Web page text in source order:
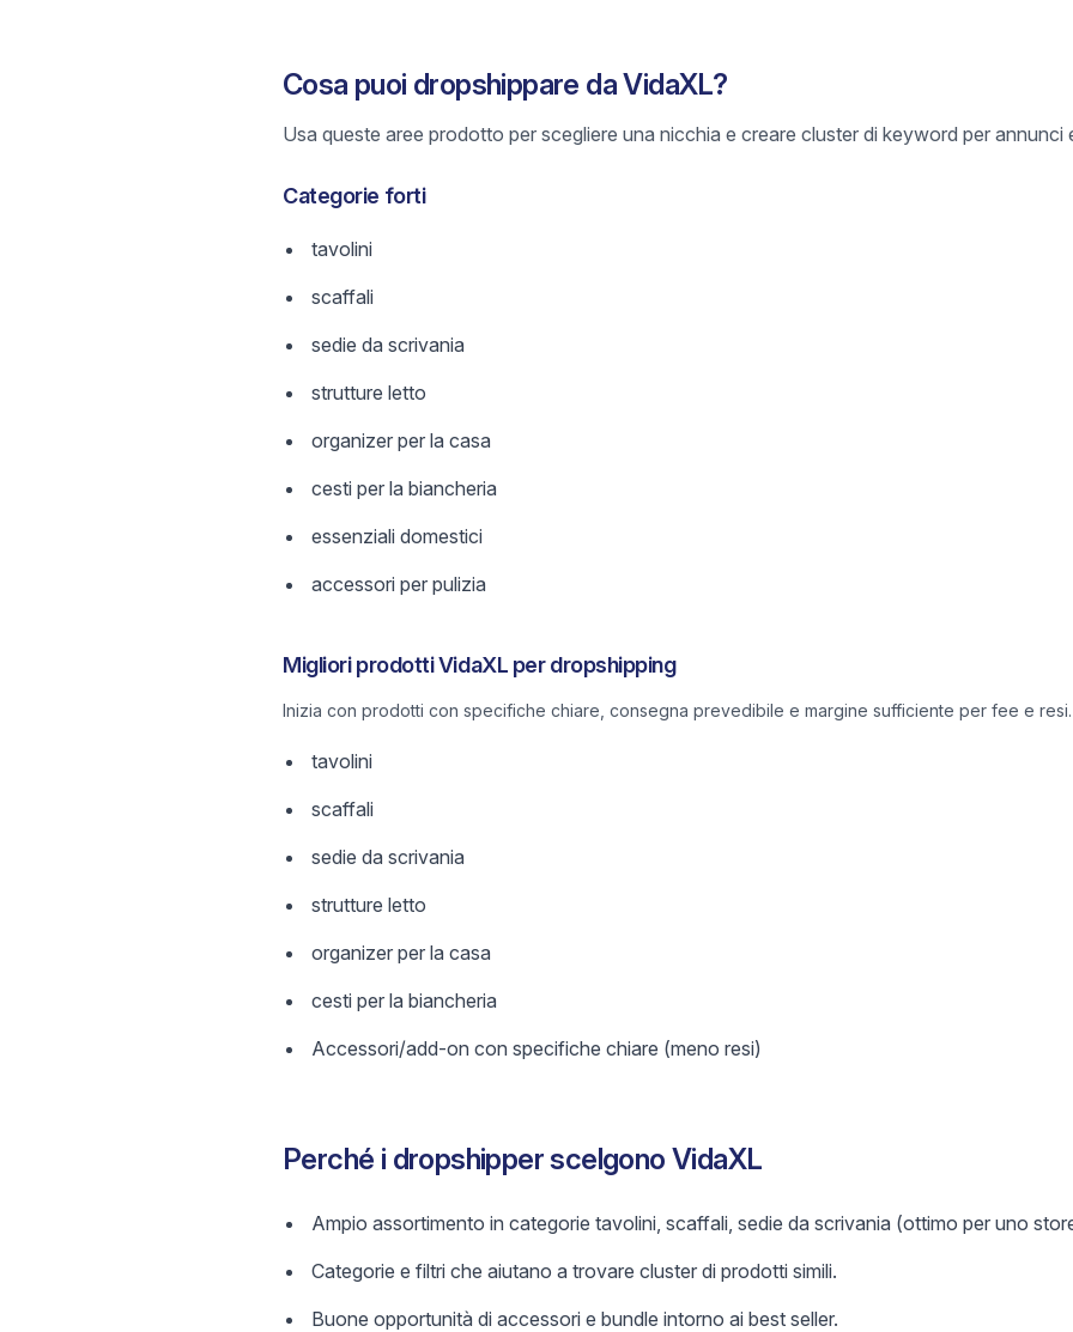
Cosa puoi dropshippare da VidaXL?
Usa queste aree prodotto per scegliere una nicchia e creare cluster di keyword per annunci
Categorie forti
tavolini
scaffali
sedie da scrivania
strutture letto
organizer per la casa
cesti per la biancheria
essenziali domestici
accessori per pulizia
Migliori prodotti VidaXL per dropshipping
Inizia con prodotti con specifiche chiare, consegna prevedibile e margine sufficiente per fee e resi.
tavolini
scaffali
sedie da scrivania
strutture letto
organizer per la casa
cesti per la biancheria
Accessori/add-on con specifiche chiare (meno resi)
Perché i dropshipper scelgono VidaXL
Ampio assortimento in categorie tavolini, scaffali, sedie da scrivania (ottimo per uno
Categorie e filtri che aiutano a trovare cluster di prodotti simili.
Buone opportunità di accessori e bundle intorno ai best seller.